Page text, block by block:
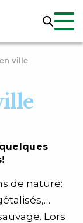
ville
de nature:
Lors